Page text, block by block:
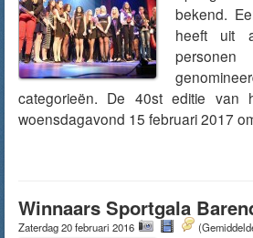
bekend.
heeft uit
categorieën. De 40st editie van
woensdagavond 15 februari 2017
Winnaars Sportgala
Zaterdag 20 februari 2016